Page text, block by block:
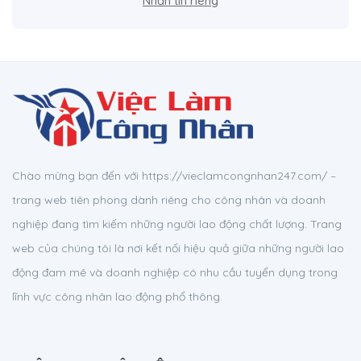
Chào mừng bạn đến với https://vieclamcongnhan247.com/ –
trang web tiên phong dành riêng cho công nhân và doanh
nghiệp đang tìm kiếm những người lao động chất lượng. Trang
web của chúng tôi là nơi kết nối hiệu quả giữa những người lao
động đam mê và doanh nghiệp có nhu cầu tuyển dụng trong
lĩnh vực công nhân lao động phổ thông.